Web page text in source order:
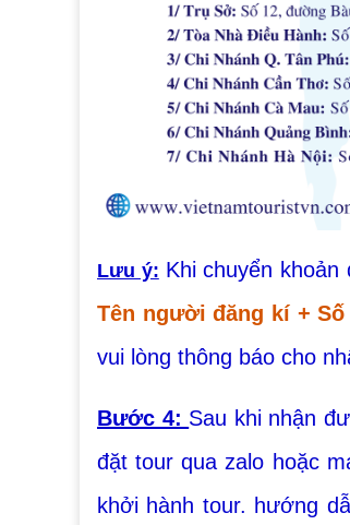
Lưu ý: Khi chuyển
Tên người đăng kí +
vui lòng thông báo cho
Bước 4: Sau khi nhận
đặt tour qua zalo hoặc
khởi hành tour. hướng